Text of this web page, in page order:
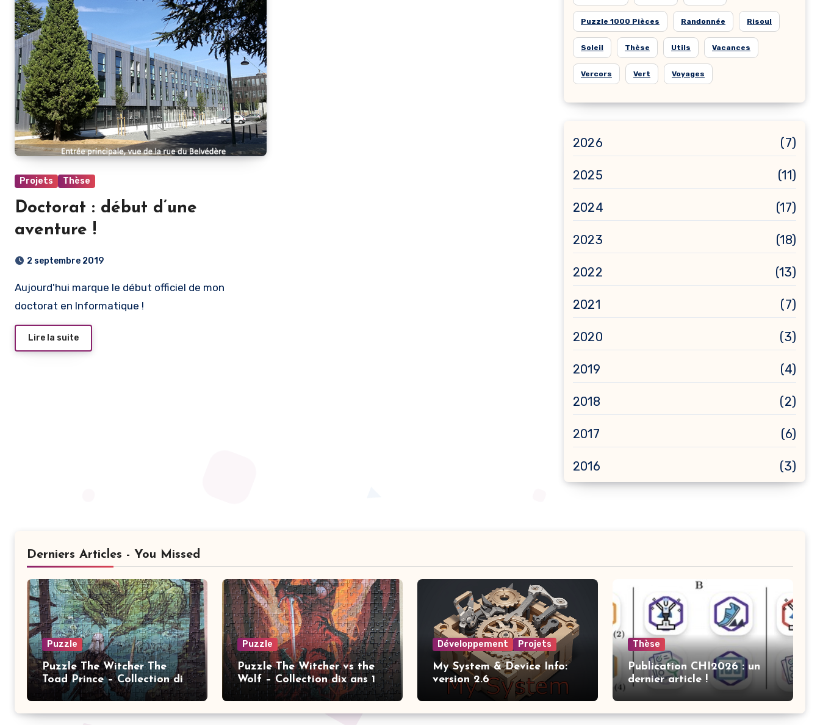
Projets Thèse
Doctorat : début d’une
aventure !
2 septembre 2019
Aujourd'hui marque le début officiel de mon
doctorat en Informatique !
Lire la suite
Puzzle 1000 Pièces Randonnée Risoul
Soleil Thèse Utils Vacances
Vercors Vert Voyages
2026 (7)
2025 (11)
2024 (17)
2023 (18)
2022 (13)
2021 (7)
2020 (3)
2019 (4)
2018 (2)
2017 (6)
2016 (3)
Derniers Articles - You Missed
Puzzle
Puzzle The Witcher The
Toad Prince – Collection dix
ans 2
Puzzle
Puzzle The Witcher vs the
Wolf – Collection dix ans 1
Développement Projets
My System & Device Info:
version 2.6
Thèse
Publication CHI2026 : un
dernier article !